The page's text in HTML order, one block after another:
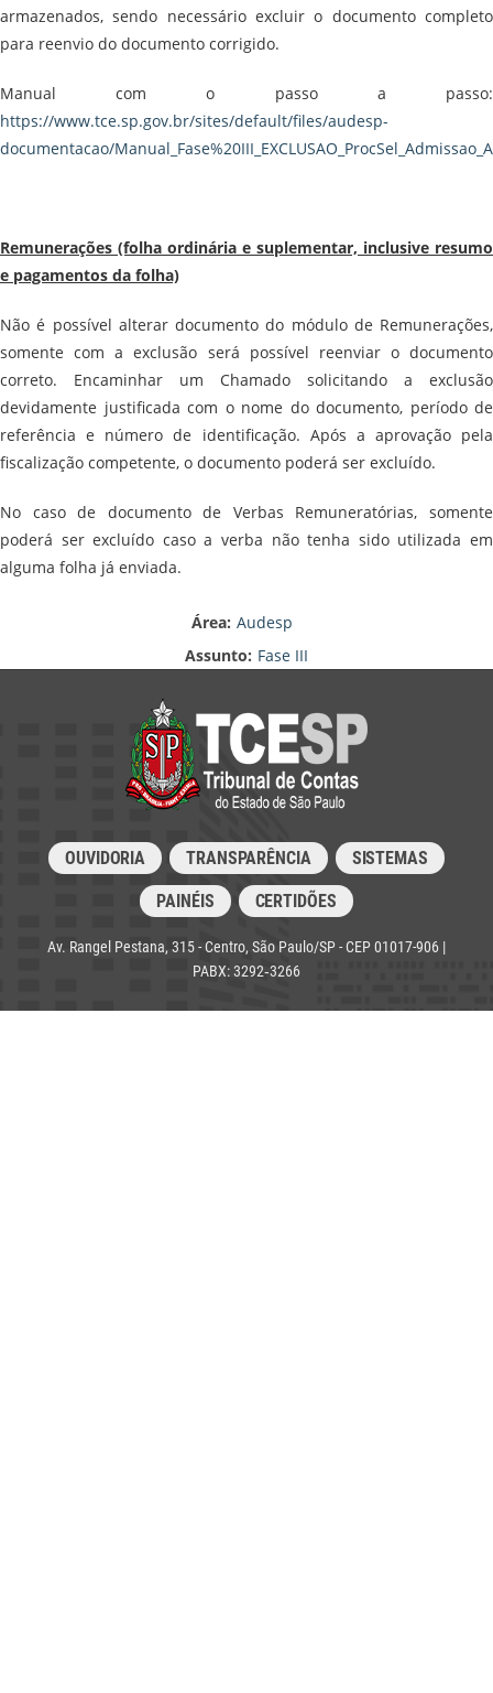
armazenados, sendo necessário excluir o documento completo
para reenvio do documento corrigido.
Manual com o passo a passo:
https://www.tce.sp.gov.br/sites/default/files/audesp-
documentacao/
Remunerações (folha ordinária e suplementar, inclusive resumo
e pagamentos da folha)
Não é possível alterar documento do módulo de Remunerações,
somente com a exclusão será possível reenviar o documento
correto. Encaminhar um Chamado solicitando a exclusão
devidamente justificada com o nome do documento, período de
referência e número de identificação. Após a aprovação pela
fiscalização competente, o documento poderá ser excluído.
No caso de documento de Verbas Remuneratórias, somente
poderá ser excluído caso a verba não tenha sido utilizada em
alguma folha já enviada.
Área: Audesp
Assunto: Fase III
OUVIDORIA TRANSPARÊNCIA SISTEMAS
PAINÉIS CERTIDÕES
Av. Rangel Pestana, 315 - Centro, São Paulo/SP - CEP 01017-906 |
PABX: 3292‑3266